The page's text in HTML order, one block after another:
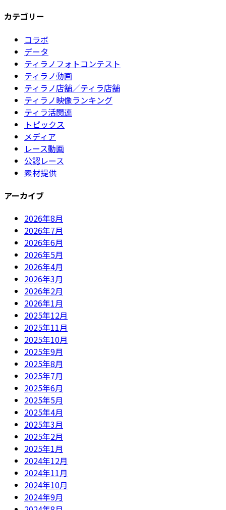
カテゴリー
コラボ
データ
ティラノフォトコンテスト
ティラノ動画
ティラノ店舗／ティラ店舗
ティラノ映像ランキング
ティラ活関連
トピックス
メディア
レース動画
公認レース
素材提供
アーカイブ
2026年8月
2026年7月
2026年6月
2026年5月
2026年4月
2026年3月
2026年2月
2026年1月
2025年12月
2025年11月
2025年10月
2025年9月
2025年8月
2025年7月
2025年6月
2025年5月
2025年4月
2025年3月
2025年2月
2025年1月
2024年12月
2024年11月
2024年10月
2024年9月